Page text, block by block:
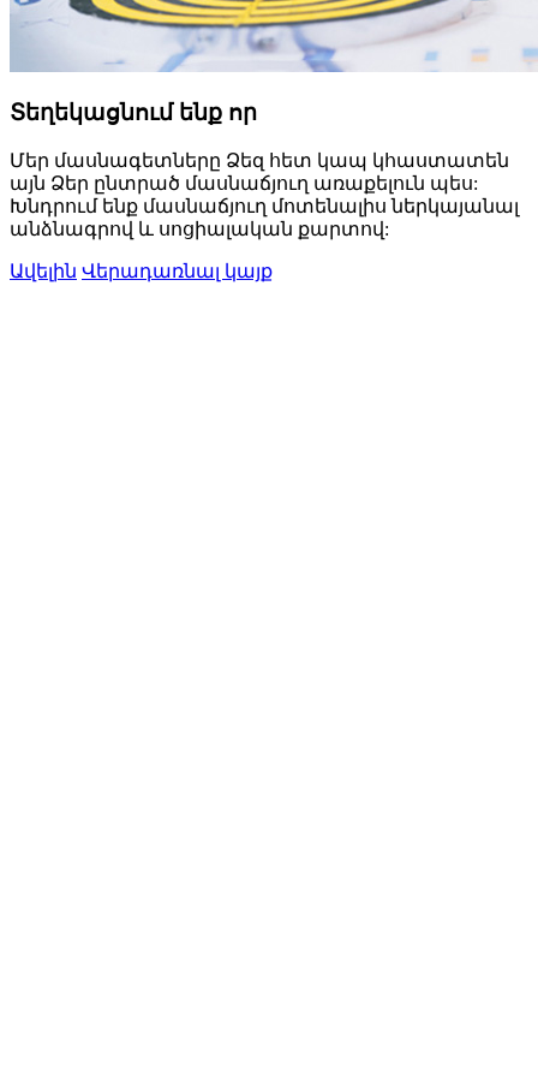
Տեղեկացնում ենք որ
Մեր մասնագետները Ձեզ հետ կապ կհաստատեն
այն Ձեր ընտրած մասնաճյուղ առաքելուն պես:
Խնդրում ենք մասնաճյուղ մոտենալիս ներկայանալ
անձնագրով և սոցիալական քարտով:
Ավելին Վերադառնալ կայք